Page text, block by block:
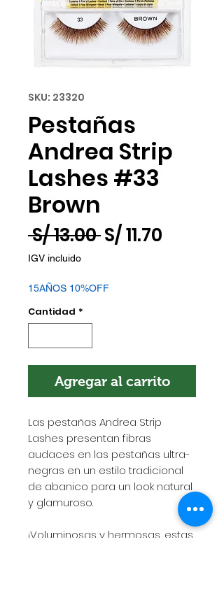
SKU: 23320
Pestañas
Andrea Strip
Lashes #33
Brown
S/ 13.00 Precio
S/ 11.70
IGV incluido
15AÑOS 10%OFF
Cantidad *
Agregar al carrito
Las pestañas Andrea Strip
Lashes presentan fibras
audaces en las pestañas ultra-
negras en un estilo tradicional
de abanico para un look natural
y glamuroso.
¡Voluminosas y hermosas, estas